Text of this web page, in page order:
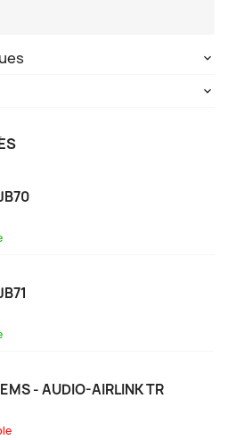
- AUDIO-AIRLINK TR